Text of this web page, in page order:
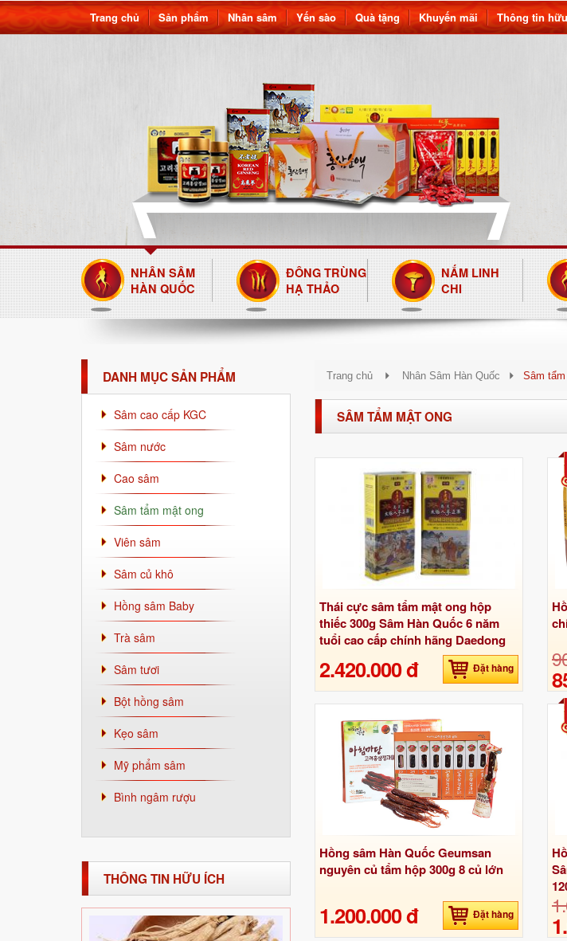
Trang chủ Sản phẩm Nhân sâm Yến sào Quà tặng Khuyến mãi Thông tin
NHÂN SÂM
HÀN QUỐC
ĐÔNG TRÙNG
HẠ THẢO
NẤM LINH
CHI
DANH MỤC SẢN PHẨM
Sâm cao cấp KGC
Sâm nước
Cao sâm
Sâm tẩm mật ong
Viên sâm
Sâm củ khô
Hồng sâm Baby
Trà sâm
Sâm tươi
Bột hồng sâm
Kẹo sâm
Mỹ phẩm sâm
Bình ngâm rượu
THÔNG TIN HỮU ÍCH
Trang chủ Nhân Sâm Hàn Quốc Sâm
SÂM TẨM MẬT ONG
Thái cực sâm tẩm mật ong hộp
thiếc 300g Sâm Hàn Quốc 6 năm
tuổi cao cấp chính hãng Daedong
2.420.000 đ Đặt hàng
Hồng sâm Hàn Quốc Geumsan
nguyên củ tẩm hộp 300g 8 củ lớn
1.200.000 đ Đặt hàng